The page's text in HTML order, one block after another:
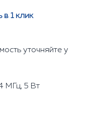
в 1 клик
уточняйте у
МГц, 5 Вт